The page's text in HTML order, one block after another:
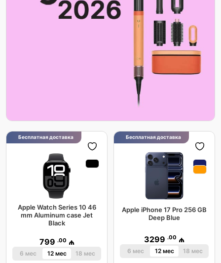
Apple Watch Series 10 46
mm Aluminum case Jet
Black
799 .00 ₼
6 мес 12 мес 18 мес
Бесплатная доставка
Apple iPhone 17 Pro 256 GB
Deep Blue
3299 .00 ₼
6 мес 12 мес 18 мес
Бесплатная доставка